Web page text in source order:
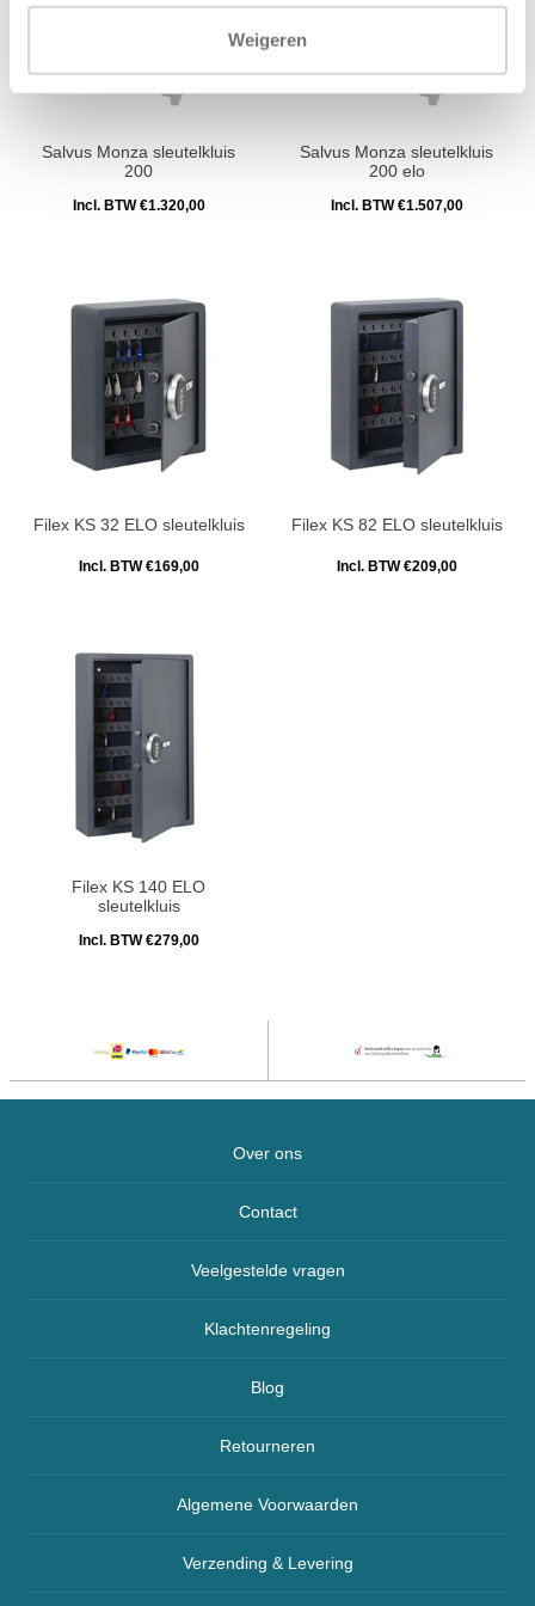
Weigeren
Salvus Monza sleutelkluis
200
Incl. BTW €1.320,00
Salvus Monza sleutelkluis
200 elo
Incl. BTW €1.507,00
Filex KS 32 ELO sleutelkluis
Incl. BTW €169,00
Filex KS 82 ELO sleutelkluis
Incl. BTW €209,00
Filex KS 140 ELO
sleutelkluis
Incl. BTW €279,00
Over ons
Contact
Veelgestelde vragen
Klachtenregeling
Blog
Retourneren
Algemene Voorwaarden
Verzending & Levering